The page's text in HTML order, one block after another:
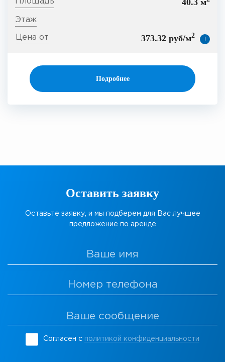
40.3 м
373.32 руб/м2 !
Подробнее
Оставить заявку
Оставьте заявку, и мы подберем для Вас лучшее
предложение по аренде
Согласен с политикой конфиденциальности